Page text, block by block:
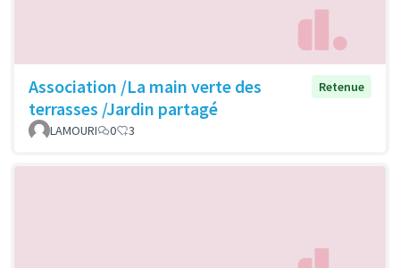
Association /La main verte des
terrasses /Jardin partagé
Retenue
LAMOURI 0 3